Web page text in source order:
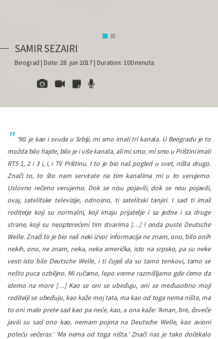
SAMIR SEZAIRI
Beograd | Date: 28. jun 2017 | Duration: 100 minuta
‘90. je kao i svuda u Srbiji, mi smo imali tri kanala. U Beogradu je to
možda bilo hajde, bilo je i više kanala, ali mi smo, mi smo u Prištini imali
RTS 1, 2 i 3 i, i, i TV Prištinu. I to je bio naš pogled u svet, ništa drugo.
Znači to, to što nam servirate na tim kanalima mi u to verujemo.
Uslovno rečeno verujemo. Dok se nisu pojavili, dok se nisu pojavili,
ovaj, satelitske televizije, odnosno, ti satelitski tanjiri. I sad ti imaš
roditelje koji su normalni, koji imaju prijatelje i sa jedne i sa druge
strane, koji su neopterećeni tim stvarima […] I onda puste Deutsche
Welle. Znači to je bio naš neki izvor informacija ne znam, ono, bilo onih
nekih, ono, ne znam, neka, neka američka, isto na srpsko, pa su neke
vesti isto bile Deutsche Welle, i ti čuješ da su tamo tenkovi, tamo se
nešto puca ozbiljno. Mi ručamo, lepo vreme razmišljamo gde ćemo da
idemo na more […] Kao se oni se ubeđuju, oni se međusobno moji
roditelji se ubeđuju, kao kaže moj tata, ma kao od toga nema ništa, ma
to oni malo prete sad kao pa neće, kao, a ona kaže: ‘Aman, bre, čoveče
javili su sad ono kao, nemam pojma na Deutsche Welle, kao avioni
poleću večeras.’ ‘Ma nema od toga ništa.’ Znači nas je tako dočekalo